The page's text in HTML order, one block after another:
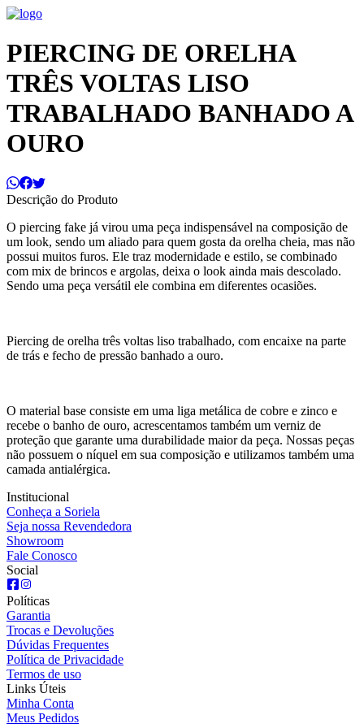
PIERCING DE ORELHA
TRÊS VOLTAS LISO
TRABALHADO BANHADO A
OURO
Descrição do Produto
O piercing fake já virou uma peça indispensável na composição de
um look, sendo um aliado para quem gosta da orelha cheia, mas não
possui muitos furos. Ele traz modernidade e estilo, se combinado
com mix de brincos e argolas, deixa o look ainda mais descolado.
Sendo uma peça versátil ele combina em diferentes ocasiões.
Piercing de orelha três voltas liso trabalhado, com encaixe na parte
de trás e fecho de pressão banhado a ouro.
O material base consiste em uma liga metálica de cobre e zinco e
recebe o banho de ouro, acrescentamos também um verniz de
proteção que garante uma durabilidade maior da peça. Nossas peças
não possuem o níquel em sua composição e utilizamos também uma
camada antialérgica.
Institucional
Conheça a Soriela
Seja nossa Revendedora
Showroom
Fale Conosco
Social
Políticas
Garantia
Trocas e Devoluções
Dúvidas Frequentes
Política de Privacidade
Termos de uso
Links Úteis
Minha Conta
Meus Pedidos